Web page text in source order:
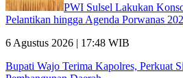
PWI Sulsel Lakukan
Pelantikan hingga Agenda Porwanas
6 Agustus 2026 | 17:48 WIB
Bupati Wajo Terima Kapolres, Perkuat